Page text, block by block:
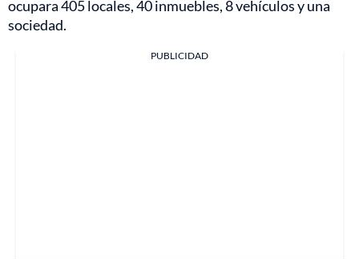
ocupara 405 locales, 40 inmuebles, 8 vehículos y una
sociedad.
PUBLICIDAD